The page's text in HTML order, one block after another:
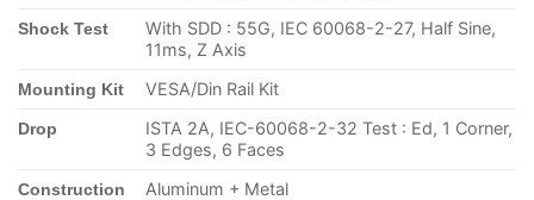
Shock Test
With SDD : 55G, IEC 60068-2-27, Half Sine,
11ms, Z Axis
Mounting Kit VESA/Din Rail Kit
Drop
ISTA 2A, IEC-60068-2-32 Test : Ed, 1 Corner,
3 Edges, 6 Faces
Construction Aluminum + Metal